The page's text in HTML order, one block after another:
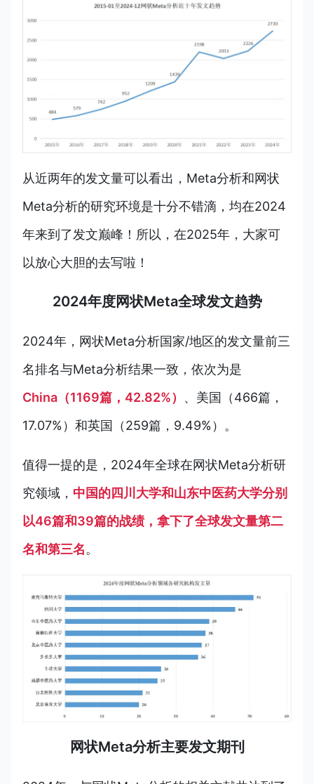
从近两年的发文量可以看出，Meta分析和网状
Meta分析的研究环境是十分不错滴，均在2024
年来到了发文巅峰！所以，在2025年，大家可
以放心大胆的去写啦！
2024年度网状Meta全球发文趋势
2024年， 网状Meta分析国家/地区的发文量前三
名排名与Meta分析结果一致， 依次为是
China（1169篇，42.82%） 、 美国 （466篇，
17.07%）和英国 （259篇，9.49%）。
值得一提的是，2024年全球在网状Meta分析研
究领域， 中国的四川大学和山东中医药大学分别
以46篇和39篇的战绩，拿下了全球发文量第二
名和第三名。
网状Meta分析主要发文期刊